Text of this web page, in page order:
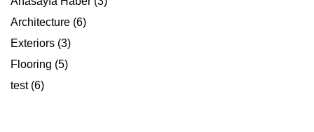
Architecture (6)
Exteriors (3)
Flooring (5)
test(6)